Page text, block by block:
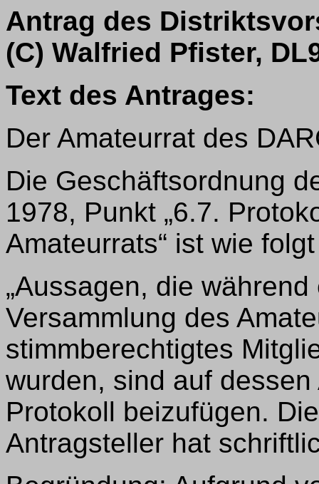
Antrag des
(C) Walfried Pfister,
Text des Antrages:
Der Amateurrat des
Die Geschäftsordnung
1978, Punkt „6.7.
Amateurrats“ ist wie
„Aussagen, die
Versammlung des
stimmberechtigtes
wurden, sind auf
Protokoll beizufügen.
Antragsteller hat